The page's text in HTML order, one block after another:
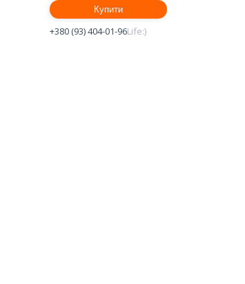
Купити
+380 (93) 404-01-96Life:)